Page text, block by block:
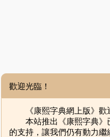
歡迎光臨！
《康熙字典網上版》歡
本站推出《康熙字典》
的支持，讓我們仍有動力